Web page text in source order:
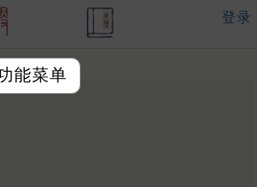
能菜单
登录